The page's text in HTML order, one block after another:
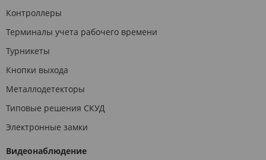
Контроллеры
Терминалы учета рабочего времени
Турникеты
Кнопки выхода
Металлодетекторы
Типовые решения СКУД
Электронные замки
Видеонаблюдение